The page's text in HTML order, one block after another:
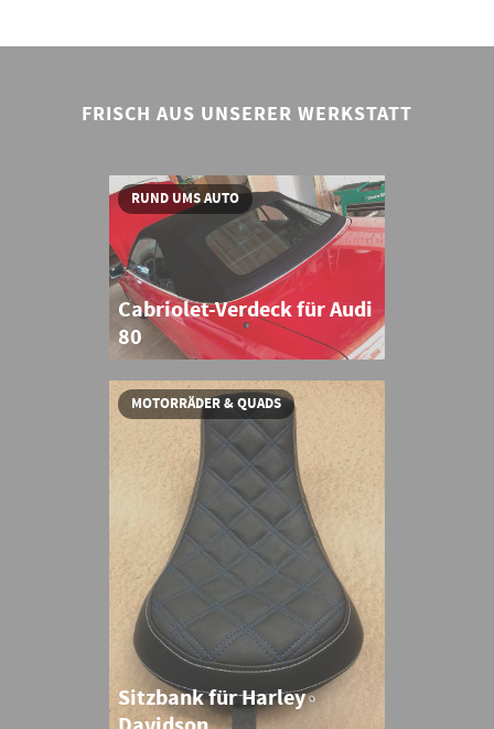
FRISCH AUS UNSERER WERKSTATT
RUND UMS AUTO
Cabriolet-Verdeck für Audi
80
MOTORRÄDER & QUADS
Sitzbank für Harley